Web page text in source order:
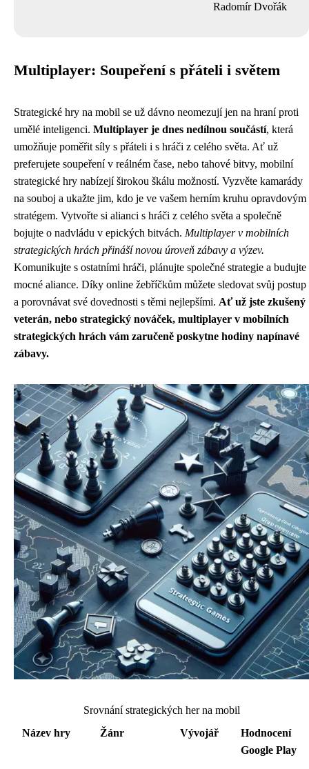
Radomír Dvořák
Multiplayer: Soupeření s přáteli i světem
Strategické hry na mobil se už dávno neomezují jen na hraní proti
umělé inteligenci. Multiplayer je dnes nedílnou součástí, která
umožňuje poměřit síly s přáteli i s hráči z celého světa. Ať už
preferujete soupeření v reálném čase, nebo tahové bitvy, mobilní
strategické hry nabízejí širokou škálu možností. Vyzvěte kamarády
na souboj a ukažte jim, kdo je ve vašem herním kruhu opravdovým
stratégem. Vytvořte si alianci s hráči z celého světa a společně
bojujte o nadvládu v epických bitvách. Multiplayer v mobilních
strategických hrách přináší novou úroveň zábavy a výzev.
Komunikujte s ostatními hráči, plánujte společné strategie a budujte
mocné aliance. Díky online žebříčkům můžete sledovat svůj postup
a porovnávat své dovednosti s těmi nejlepšími. Ať už jste zkušený
veterán, nebo strategický nováček, multiplayer v mobilních
strategických hrách vám zaručeně poskytne hodiny napínavé
zábavy.
Srovnání strategických her na mobil
Název hry
Žánr Vývojář
Hodnocení
Google Play